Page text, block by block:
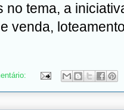
no tema, a
venda,